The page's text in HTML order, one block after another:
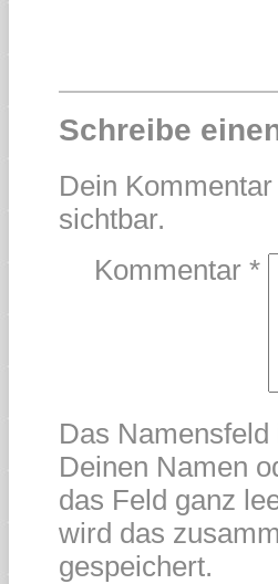
Schreibe
Dein
sichtbar.
Kommentar *
Das
Deinen Namen
das Feld ganz
wird das
gespeichert.